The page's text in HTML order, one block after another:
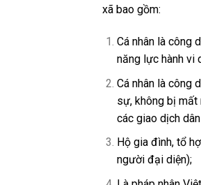
xã bao gồm:
Cá nhân là công
năng lực hành vi
Cá nhân là công
sự, không bị mất
các giao dịch
Hộ gia đình, tổ
người đại diện);